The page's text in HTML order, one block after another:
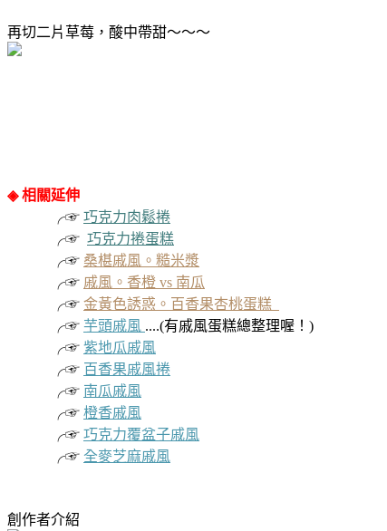
再切二片草莓，酸中帶甜～～～
◈ 相關延伸
╭☞ 巧克力肉鬆捲
╭☞ 巧克力捲蛋糕
╭☞ 桑椹戚風。糙米漿
╭☞ 戚風。香橙 vs 南瓜
╭☞ 金黃色誘惑。百香果杏桃蛋糕
╭☞ 芋頭戚風 ....(有戚風蛋糕總整理喔！)
╭☞ 紫地瓜戚風
╭☞ 百香果戚風捲
╭☞ 南瓜戚風
╭☞ 橙香戚風
╭☞ 巧克力覆盆子戚風
╭☞ 全麥芝麻戚風
創作者介紹